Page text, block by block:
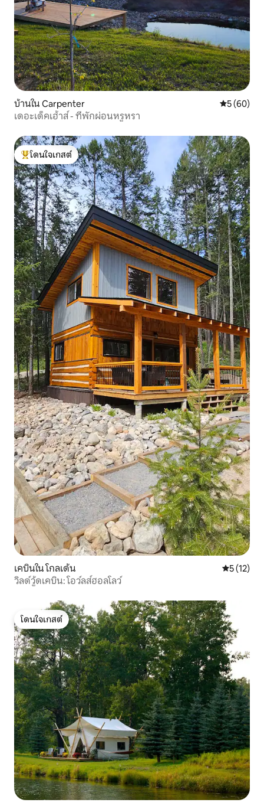
บ้านใน Carpenter คะแนนเฉลี่
5 (60)
เดอะเด็คเฮ้าส์ - ที่พักผ่อนหรูหรา
โดนใจเกสต์ที่สุด
โดนใจเกสต์
เคบินใน โกลเด้น คะแนนเฉลี่
5 (12)
วิลด์วู้ดเคบิน: โอว์ลส์ฮอลโลว์
โดนใจเกสต์
โดนใจเกสต์